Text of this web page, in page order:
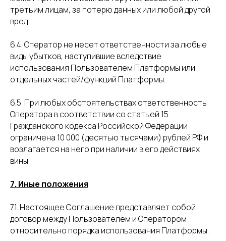
третьим лицам, за потерю данных или любой другой
вред.
6.4. Оператор не несет ответственности за любые
виды убытков, наступившие вследствие
использования Пользователем Платформы или
отдельных частей/функций Платформы.
6.5. При любых обстоятельствах ответственность
Оператора в соответствии со статьей 15
Гражданского кодекса Российской Федерации
ограничена 10 000 (десятью тысячами) рублей РФ и
возлагается на него при наличии в его действиях
вины.
7. Иные положения
7.1. Настоящее Соглашение представляет собой
договор между Пользователем и Оператором
относительно порядка использования Платформы.